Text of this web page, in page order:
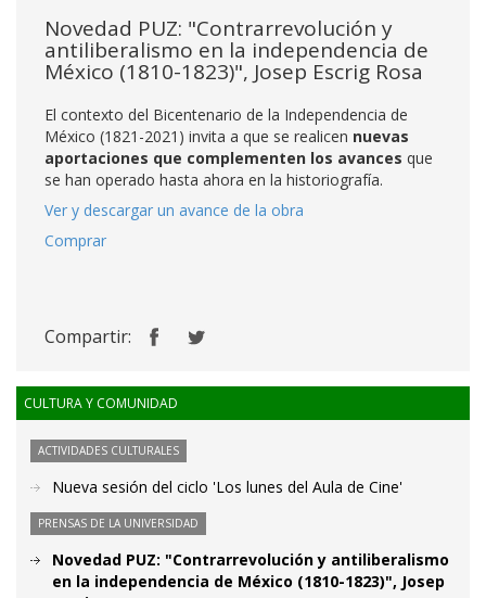
Novedad PUZ: "Contrarrevolución y
antiliberalismo en la independencia de
México (1810-1823)", Josep Escrig Rosa
El contexto del Bicentenario de la Independencia de
México (1821-2021) invita a que se realicen nuevas
aportaciones que complementen los avances que
se han operado hasta ahora en la historiografía.
Ver y descargar un avance de la obra
Comprar
Compartir:
CULTURA Y COMUNIDAD
ACTIVIDADES CULTURALES
Nueva sesión del ciclo 'Los lunes del Aula de Cine'
PRENSAS DE LA UNIVERSIDAD
Novedad PUZ: "Contrarrevolución y antiliberalismo
en la independencia de México (1810-1823)", Josep